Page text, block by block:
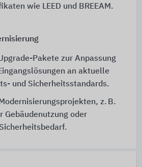
wie LEED und BREEAM.
Pakete zur Anpassung
an aktuelle
und Sicherheitsstandards.
z. B.
Gebäudenutzung oder